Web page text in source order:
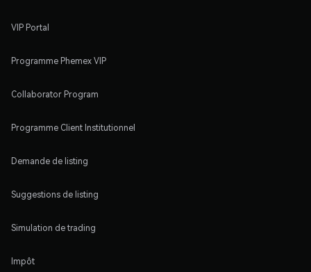
VIP Portal
Programme Phemex VIP
Collaborator Program
Programme Client Institutionnel
Demande de listing
Suggestions de listing
Simulation de trading
Impôt